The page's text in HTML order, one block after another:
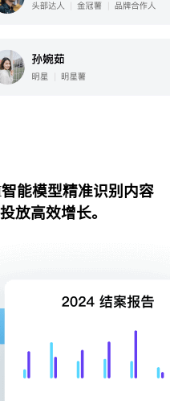
能模型精准识别内容
放高效增长。